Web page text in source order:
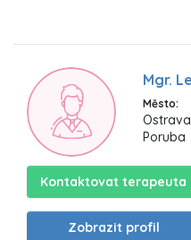
Mgr.
Město:
Poruba
Kontaktovat terapeuta
Zobrazit profil